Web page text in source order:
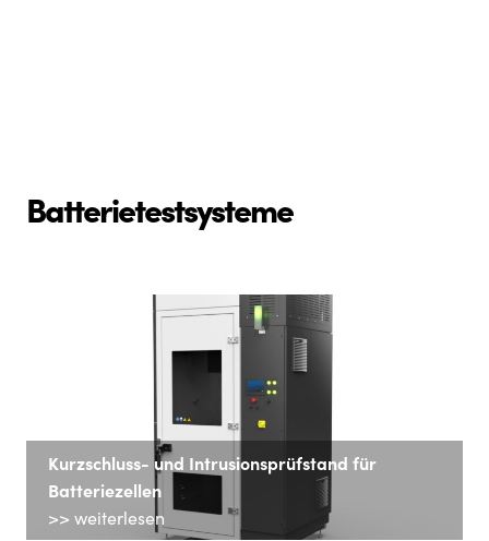
Batterietestsysteme
Kurzschluss- und Intrusionsprüfstand für
Batteriezellen
>> weiterlesen